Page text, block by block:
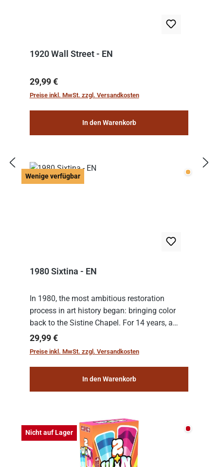
1920 Wall Street - EN
Regulärer Preis:
29,99 €
Preise inkl. MwSt. zzgl. Versandkosten
In den Warenkorb
Wenige verfügbar Wenige
1980 Sixtina - EN
In 1980, the most ambitious restoration
process in art history began: bringing color
back to the Sistine Chapel. For 14 years, a
team of experts from the Vatican undertook
the meticulous job of cleaning and
Regulärer Preis:
29,99 €
Preise inkl. MwSt. zzgl. Versandkosten
In den Warenkorb
Nicht auf Lager Nicht